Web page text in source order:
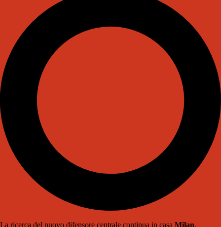
La ricerca del nuovo difensore centrale continua in casa Milan.